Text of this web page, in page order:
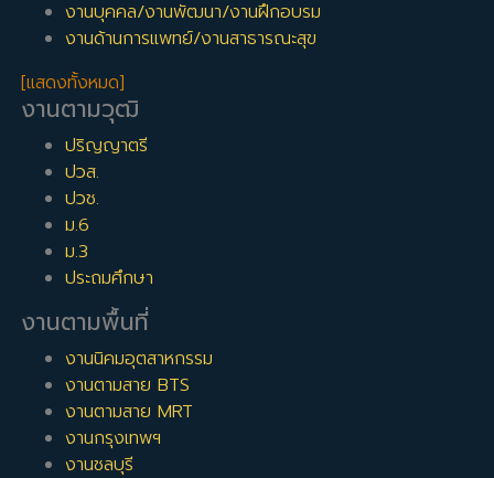
งานบุคคล/งานพัฒนา/งานฝึกอบรม
งานด้านการแพทย์/งานสาธารณะสุข
[แสดงทั้งหมด]
งานตามวุฒิ
ปริญญาตรี
ปวส.
ปวช.
ม.6
ม.3
ประถมศึกษา
งานตามพื้นที่
งานนิคมอุตสาหกรรม
งานตามสาย BTS
งานตามสาย MRT
งานกรุงเทพฯ
งานชลบุรี